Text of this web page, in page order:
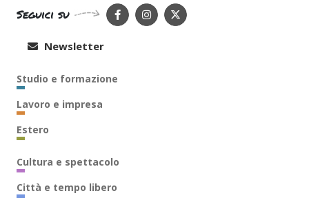
Seguici su
Newsletter
Studio e formazione
Lavoro e impresa
Estero
Cultura e spettacolo
Città e tempo libero